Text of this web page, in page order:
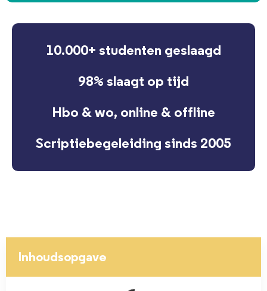
10.000+ studenten geslaagd
98% slaagt op tijd
Hbo & wo, online & offline
Scriptiebegeleiding sinds 2005
Inhoudsopgave